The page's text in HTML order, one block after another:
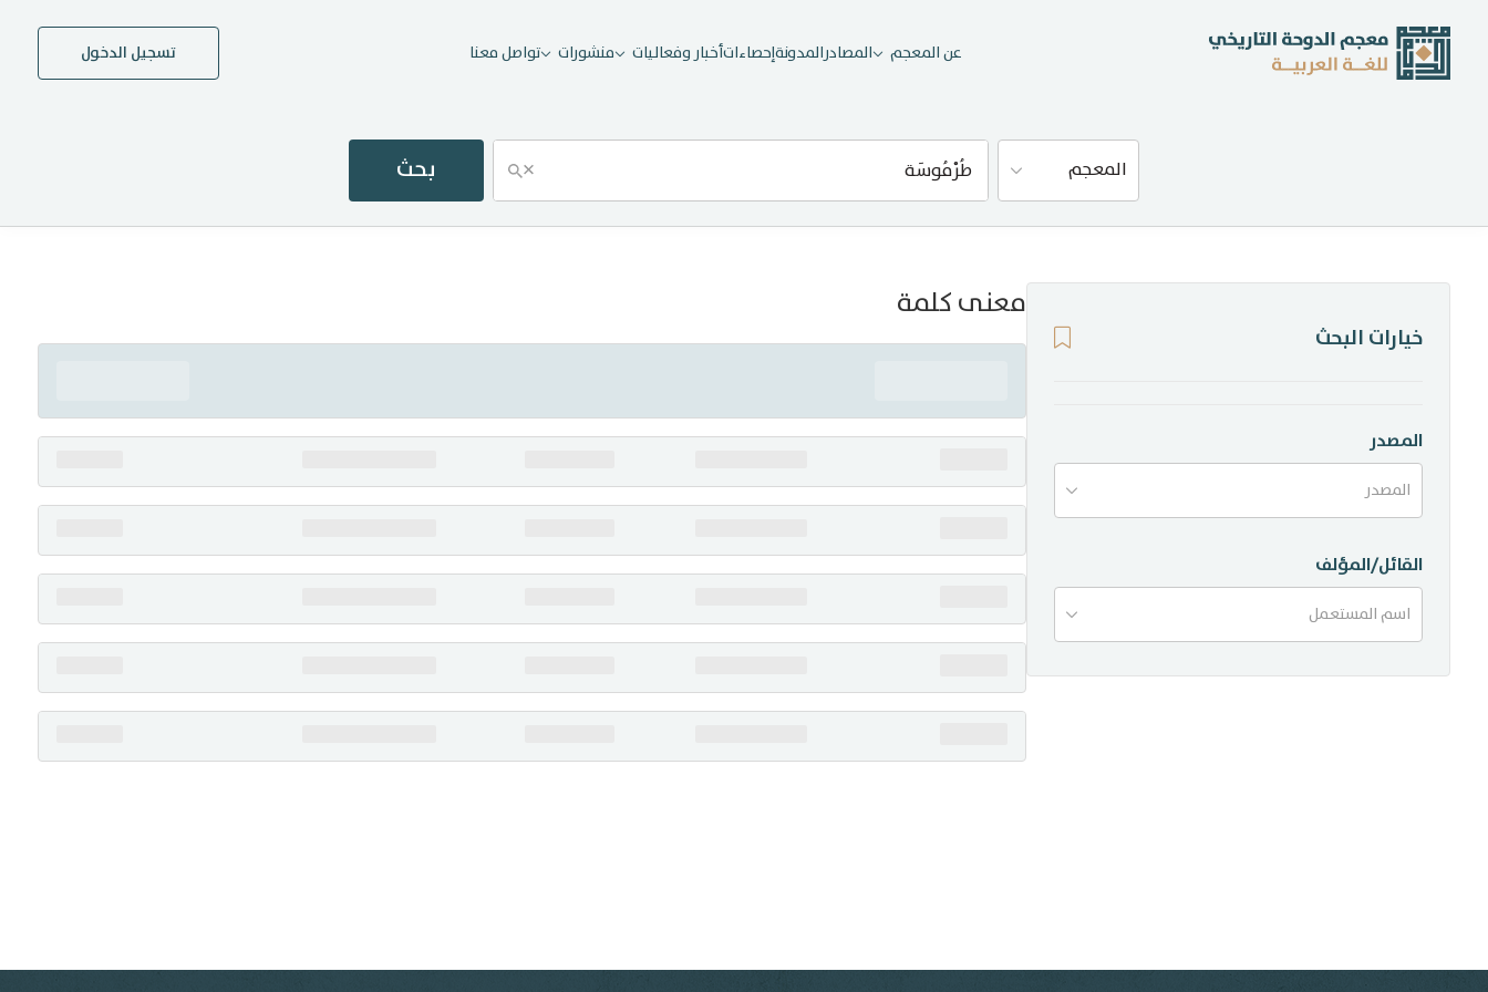
عن المعجم المصادرالمدونةإحصاءاتأخبار وفعاليات منشورات تواصل معنا تسجيل الدخول
المعجم × بحث
إحصاءات
منشورات
تواصل معنا
معنى كلمة
خيارات البحث
المصدر
المصدر
القائل/المؤلف
اسم المستعمل